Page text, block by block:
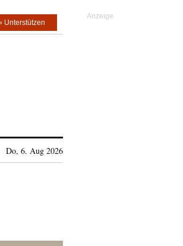
Unterstützen
Do, 6. Aug 2026